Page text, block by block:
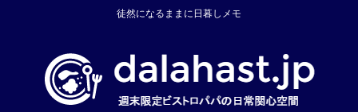
徒然になるままに日暮しメモ